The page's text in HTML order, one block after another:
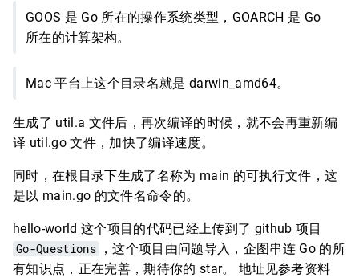
GOOS 是 Go 所在的操作系统类型，GOARCH 是 Go
所在的计算架构。
Mac 平台上这个目录名就是 darwin_amd64。
生成了 util.a 文件后，再次编译的时候，就不会再重新编
译 util.go 文件，加快了编译速度。
同时，在根目录下生成了名称为 main 的可执行文件，这
是以 main.go 的文件名命令的。
hello-world 这个项目的代码已经上传到了 github 项目
Go-Questions ，这个项目由问题导入，企图串连 Go 的所
有知识点，正在完善，期待你的 star。 地址见参考资料